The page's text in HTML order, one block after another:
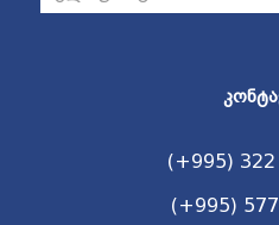
(+995) 322
(+995)